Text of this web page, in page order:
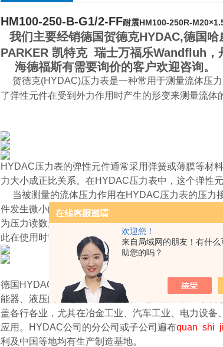
欢迎您！
来自局域网的朋友！有什么
助您的吗？
HM100-250-B-G1/2-FF耐震HM100-250R-
我们主要经销德国贺德克HYDAC,德国
PARKER 凯特克 瑞士万福乐Wandfluh
海德福斯有需要询价的客户欢迎咨询。
贺德克(HYDAC)压力表是一种常用于测量流体压
了弹性元件在受到外力作用时产生的形变来测量流体
HYDAC压力表的弹性元件通常采用弹簧或薄膜等材
力大小成正比关系。在HYDAC压力表中，这个弹性
当被测量的流体压力作用在HYDAC压力表的压力
件发生微小的形变。这个形变量可以通过一个传感
为压力读数显示在仪表的显示屏上。需要注意的是
此在使用时需要谨慎操作，避免过载或使用超出其规
德国HYDAC Technology GmbH 生产用于流体过滤
能器、液压阀、电子产品、管夹、电磁铁、液压系
盖各行各业，尤其在冶金工业、汽车工业、电力设
应用。HYDAC公司的分公司或子公司遍布quan shi
利及中国等地均有生产制造基地。